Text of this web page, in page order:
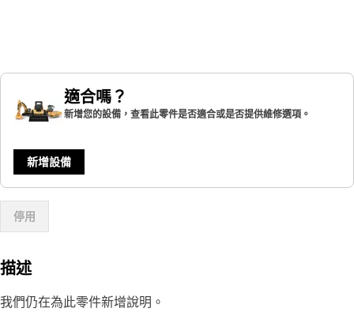
適合嗎？
新增您的設備，查看此零件是否適合或是否提供維修選項。
新增設備
停用
描述
我們仍在為此零件新增說明。